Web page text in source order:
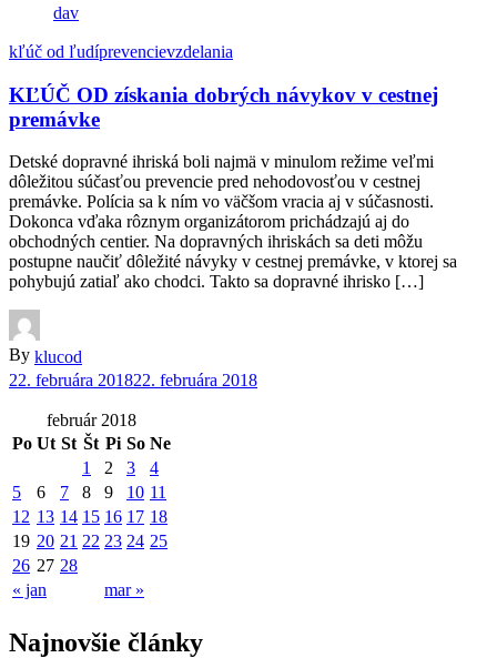
dav
kľúč od ľudíprevencievzdelania
KĽÚČ OD získania dobrých návykov v cestnej
premávke
Detské dopravné ihriská boli najmä v minulom režime veľmi
dôležitou súčasťou prevencie pred nehodovosťou v cestnej
premávke. Polícia sa k ním vo väčšom vracia aj v súčasnosti.
Dokonca vďaka rôznym organizátorom prichádzajú aj do
obchodných centier. Na dopravných ihriskách sa deti môžu
postupne naučiť dôležité návyky v cestnej premávke, v ktorej sa
pohybujú zatiaľ ako chodci. Takto sa dopravné ihrisko […]
By klucod
22. februára 201822. februára 2018
február 2018
Po Ut St Št Pi So Ne
« jan mar »
1 2 3
4
5
6 7 8 9 10 11
12 13 14 15 16 17 18
19 20 21 22 23 24 25
26 27 28
Najnovšie články